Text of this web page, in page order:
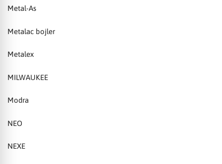
Metal-As
Metalac bojler
Metalex
MILWAUKEE
Modra
NEO
NEXE